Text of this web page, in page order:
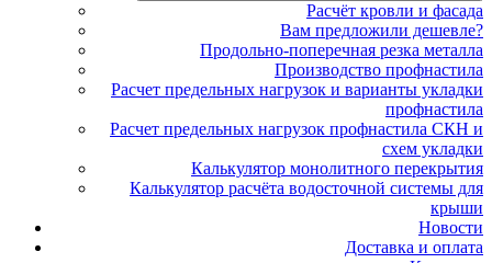
Расчёт кровли и фасада
Вам предложили дешевле?
Продольно-поперечная резка металла
Производство профнастила
Расчет предельных нагрузок и варианты укладки
профнастила
Расчет предельных нагрузок профнастила СКН и
схем укладки
Калькулятор монолитного перекрытия
Калькулятор расчёта водосточной системы для
крыши
Новости
Доставка и оплата